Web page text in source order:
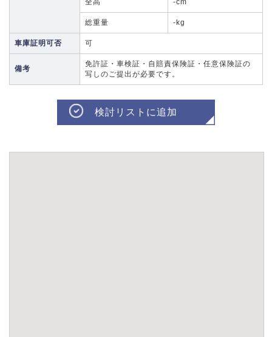
全高 -cm
総重量 -kg
車庫証明可否 可
備考
免許証・車検証・自賠責保険証・任意保険証の
写しのご提出が必要です。
検討リストに追加